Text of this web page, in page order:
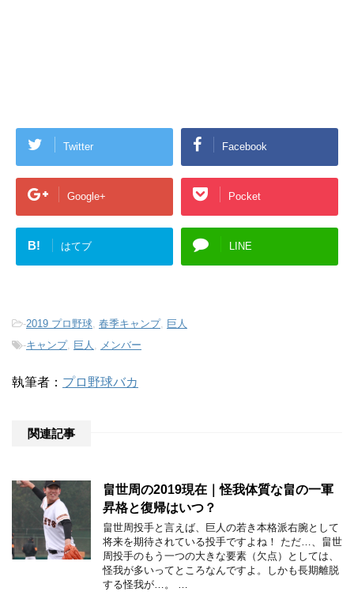
Twitter Facebook
Google+ Pocket
B! はてブ LINE
-2019 プロ野球 春季キャンプ, 巨人
-キャンプ, 巨人 メンバー
執筆者： プロ野球バカ
関連記事
畠世周の2019現在｜怪我体質な畠の一軍
昇格と復帰はいつ？
畠世周投手と言えば、巨人の若き本格派右腕として
将来を期待されている投手ですよね！ ただ…、畠世
周投手のもう一つの大きな要素（欠点）としては、
怪我が多いってところなんですよ。しかも長期離脱
する怪我が…。 …